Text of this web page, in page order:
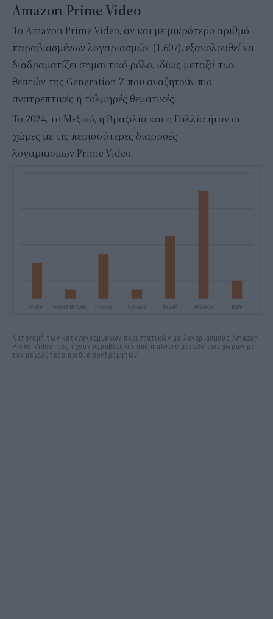
Amazon Prime Video
Το Amazon Prime Video, αν και με μικρότερο αριθμό
παραβιασμένων λογαριασμών (1.607), εξακολουθεί να
διαδραματίζει σημαντικό ρόλο, ιδίως μεταξύ των
θεατών της Generation Z που αναζητούν πιο
ανατρεπτικές ή τολμηρές θεματικές.
Το 2024, το Μεξικό, η Βραζιλία και η Γαλλία ήταν οι
χώρες με τις περισσότερες διαρροές
λογαριασμών Prime Video.
Κατανομή των καταγεγραμμένων περιστατικών με λογαριασμούς Amazon
Prime Video που έχουν παραβιαστεί από malware μεταξύ των χωρών με
τον μεγαλύτερο αριθμό συνδρομητών.